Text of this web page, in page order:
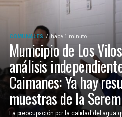
COMUNALES hace 1 minuto
Municipio de Los
análisis
Caimanes: Ya hay
muestras de la
La preocupación por la calidad del agua